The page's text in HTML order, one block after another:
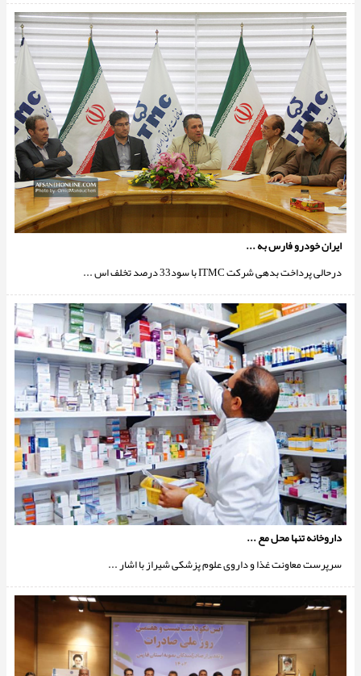
ایران خودرو فارس به ...
درحالی پرداخت بدهی شرکت ITMC با سود33 درصد تخلف اس ...
داروخانه تنها محل مع ...
سرپرست معاونت غذا و داروی علوم پزشکی شیراز با اشار ...